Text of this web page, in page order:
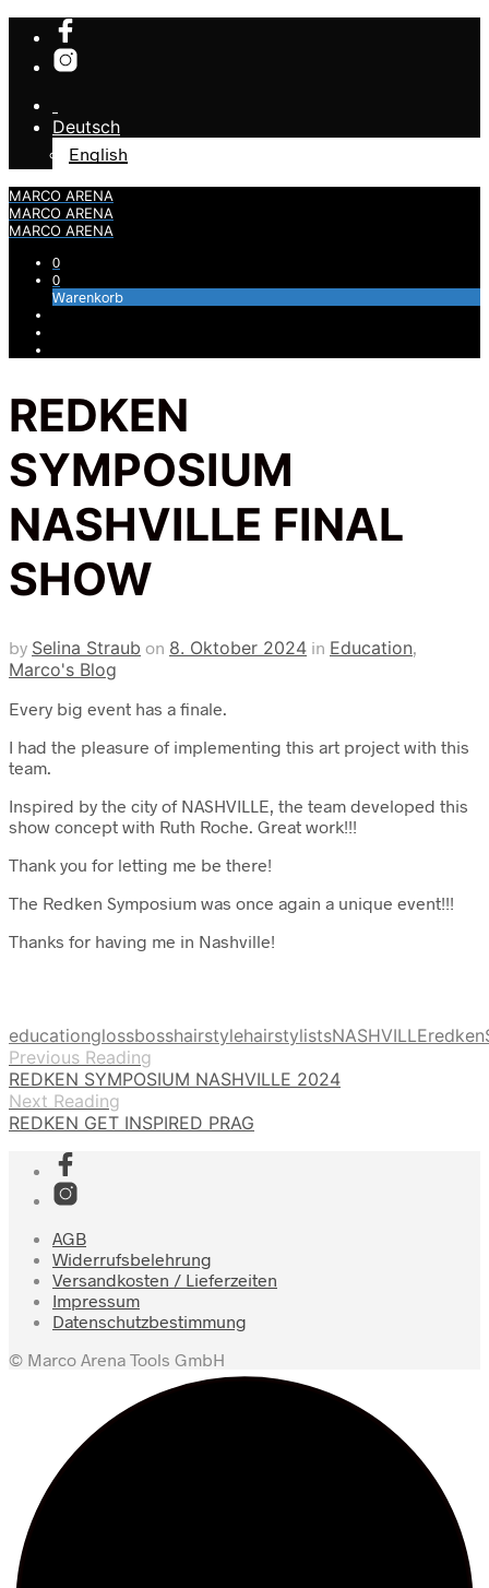
Deutsch
English
MARCO ARENA
MARCO ARENA
MARCO ARENA
0
0
Warenkorb
REDKEN
SYMPOSIUM
NASHVILLE FINAL
SHOW
by Selina Straub on 8. Oktober 2024 in Education,
Marco's Blog
Every big event has a finale.
I had the pleasure of implementing this art project with this
team.
Inspired by the city of NASHVILLE, the team developed this
show concept with Ruth Roche. Great work!!!
Thank you for letting me be there!
The Redken Symposium was once again a unique event!!!
Thanks for having me in Nashville!
educationglossbosshairstylehairstylistsNASHVILLEredken
Previous Reading
REDKEN SYMPOSIUM NASHVILLE 2024
Next Reading
REDKEN GET INSPIRED PRAG
AGB
Widerrufsbelehrung
Versandkosten / Lieferzeiten
Impressum
Datenschutzbestimmung
© Marco Arena Tools GmbH